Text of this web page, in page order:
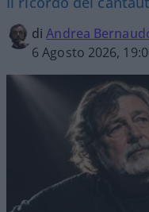
diAndrea
6 Agosto 2026,